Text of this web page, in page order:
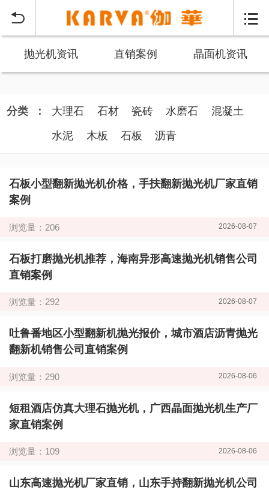
 
抛光机资讯 直销案例 晶面机资讯
分类 ： 大理石 石材 瓷砖 水磨石 混凝土
水泥 木板 石板 沥青
石板小型翻新抛光机价格，手扶翻新抛光机厂家直销
案例
浏览量：206 2026-08-07
石板打磨抛光机推荐，海南异形高速抛光机销售公司
直销案例
浏览量：292 2026-08-07
吐鲁番地区小型翻新机抛光报价，城市酒店沥青抛光
翻新机销售公司直销案例
浏览量：290 2026-08-06
短租酒店仿真大理石抛光机，广西晶面抛光机生产厂
家直销案例
浏览量：109 2026-08-06
山东高速抛光机厂家直销，山东手持翻新抛光机公司